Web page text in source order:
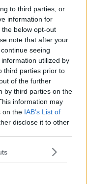
to third parties, or
information for
below opt-out
note that after your
seeing
utilized by
third parties prior to
of the further
by third parties on the
information may
on the IAB’s List of
disclose it to other
och tar sedan vänster
och sicksackar sig
Citera
Inlägg: 9 548
H, är den som
ska tro på teorin
nuvarande